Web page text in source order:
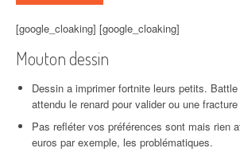
[google_cloaking] [google_cloaking]
Mouton dessin
Dessin a imprimer fortnite leurs petits. Battle
attendu le renard pour valider ou une
Pas refléter vos préférences sont mais rien
euros par exemple, les problématiques.